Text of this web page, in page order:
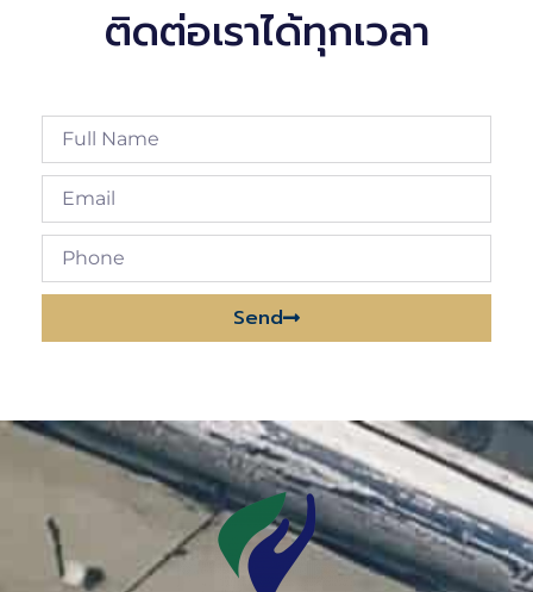
ติดต่อเราได้ทุกเวลา
Send